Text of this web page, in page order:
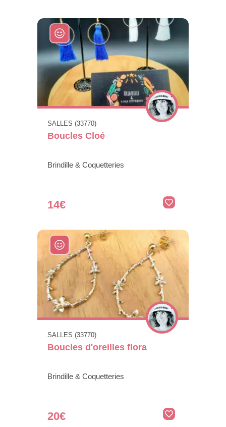
SALLES (33770)
Boucles Cloé
Brindille & Coquetteries
14€
SALLES (33770)
Boucles d'oreilles flora
Brindille & Coquetteries
20€